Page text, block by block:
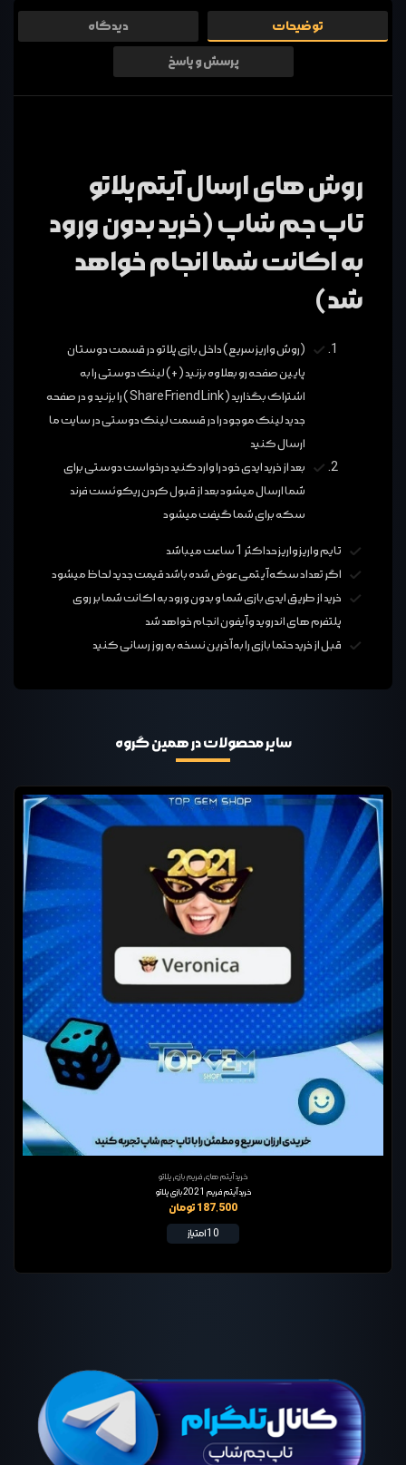
توضیحات دیدگاه
پرسش و پاسخ
روش های ارسال آیتم پلاتو
تاپ جم شاپ (خرید بدون ورود
به اکانت شما انجام خواهد
شد)
(روش واریز سریع) داخل بازی پلاتو در قسمت دوستان
پایین صفحه رو بعلاوه بزنید (+) لینک دوستی را به
اشتراک بگذارید ( Share Friend Link ) را بزنید و در صفحه
جدید لینک موجود را در قسمت لینک دوستی در سایت ما
ارسال کنید
بعد از خرید ایدی خود را وارد کنید درخواست دوستی برای
شما ارسال میشود بعد از قبول کردن ریکوئست فرند
سکه برای شما گیفت میشود
تایم واریز واریز حداکثر 1 ساعت میباشد
اگر تعداد سکه آیتمی عوض شده باشد قیمت جدید لحاظ میشود
خرید از طریق ایدی بازی شما و بدون ورود به اکانت شما بر روی
پلتفرم های اندروید و آیفون انجام خواهد شد
قبل از خرید حتما بازی را به آخرین نسخه به روز رسانی کنید
سایر محصولات در همین گروه
خرید آیتم های فریم بازی پلاتو
خرید آیتم فریم 2021 بازی پلاتو
187,500 تومان
10 امتیاز